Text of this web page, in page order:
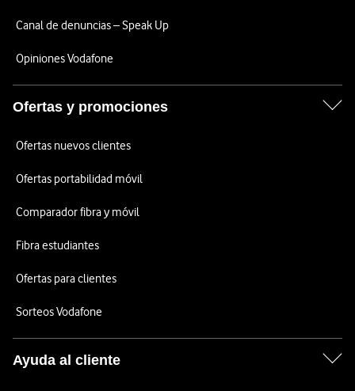
Canal de denuncias – Speak Up
Opiniones Vodafone
Ofertas y promociones
Ofertas nuevos clientes
Ofertas portabilidad móvil
Comparador fibra y móvil
Fibra estudiantes
Ofertas para clientes
Sorteos Vodafone
Ayuda al cliente